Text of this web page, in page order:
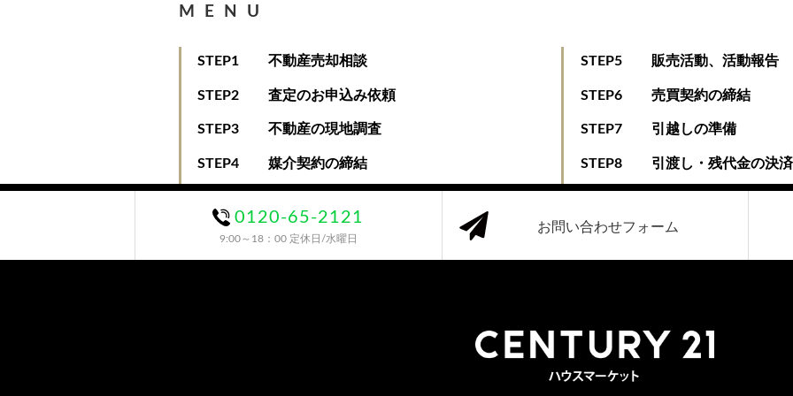
MENU
STEP1 不動産売却相談
STEP2 査定のお申込み依頼
STEP3 不動産の現地調査
STEP4 媒介契約の締結
STEP5 販売活動、活動報告
STEP6 売買契約の締結
STEP7 引越しの準備
STEP8 引渡し・残代金の決済
0120-65-2121
9:00～18：00 定休日/水曜日
お問い合わせフォーム